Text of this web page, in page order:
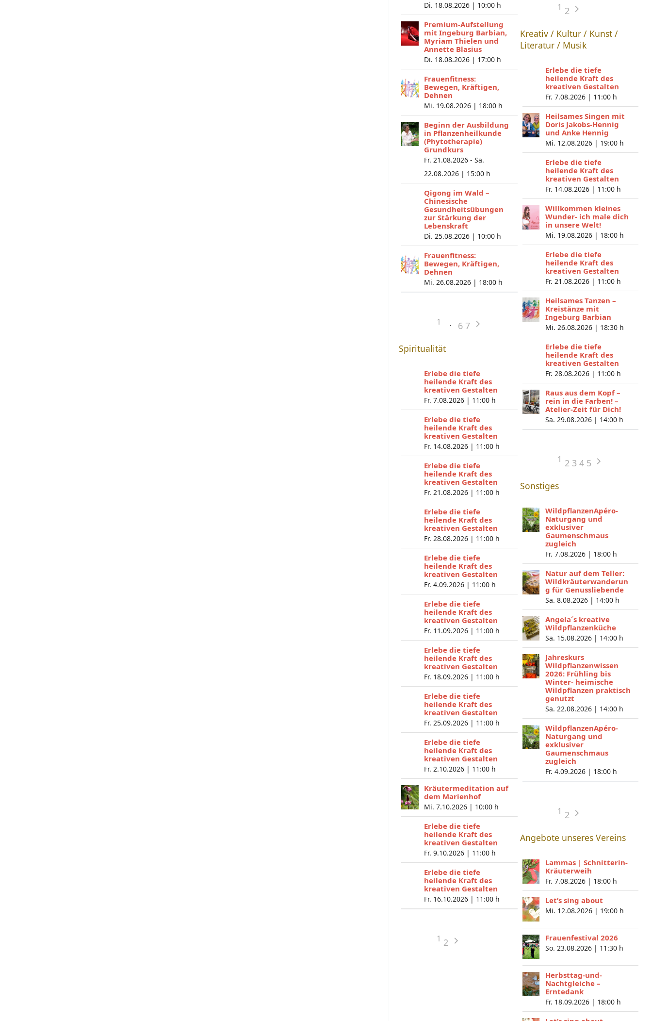
Di. 18.08.2026 | 10:00 h
Premium-Aufstellung
mit Ingeburg Barbian,
Myriam Thielen und
Annette Blasius
Di. 18.08.2026 | 17:00 h
Frauenfitness:
Bewegen, Kräftigen,
Dehnen
Mi. 19.08.2026 | 18:00 h
Beginn der Ausbildung
in Pflanzenheilkunde
(Phytotherapie)
Grundkurs
Fr. 21.08.2026 - Sa.
22.08.2026 | 15:00 h
Qigong im Wald –
Chinesische
Gesundheitsübungen
zur Stärkung der
Lebenskraft
Di. 25.08.2026 | 10:00 h
Frauenfitness:
Bewegen, Kräftigen,
Dehnen
Mi. 26.08.2026 | 18:00 h
1 6 7
Spiritualität
Erlebe die tiefe
heilende Kraft des
kreativen Gestalten
Fr. 7.08.2026 | 11:00 h
Erlebe die tiefe
heilende Kraft des
kreativen Gestalten
Fr. 14.08.2026 | 11:00 h
Erlebe die tiefe
heilende Kraft des
kreativen Gestalten
Fr. 21.08.2026 | 11:00 h
Erlebe die tiefe
heilende Kraft des
kreativen Gestalten
Fr. 28.08.2026 | 11:00 h
Erlebe die tiefe
heilende Kraft des
kreativen Gestalten
Fr. 4.09.2026 | 11:00 h
Erlebe die tiefe
heilende Kraft des
kreativen Gestalten
Fr. 11.09.2026 | 11:00 h
Erlebe die tiefe
heilende Kraft des
kreativen Gestalten
Fr. 18.09.2026 | 11:00 h
Erlebe die tiefe
heilende Kraft des
kreativen Gestalten
Fr. 25.09.2026 | 11:00 h
Erlebe die tiefe
heilende Kraft des
kreativen Gestalten
Fr. 2.10.2026 | 11:00 h
Kräutermeditation auf
dem Marienhof
Mi. 7.10.2026 | 10:00 h
Erlebe die tiefe
heilende Kraft des
kreativen Gestalten
Fr. 9.10.2026 | 11:00 h
Erlebe die tiefe
heilende Kraft des
kreativen Gestalten
Fr. 16.10.2026 | 11:00 h
1 2
1 2
Kreativ / Kultur / Kunst /
Literatur / Musik
Erlebe die tiefe
heilende Kraft des
kreativen Gestalten
Fr. 7.08.2026 | 11:00 h
Heilsames Singen mit
Doris Jakobs-Hennig
und Anke Hennig
Mi. 12.08.2026 | 19:00 h
Erlebe die tiefe
heilende Kraft des
kreativen Gestalten
Fr. 14.08.2026 | 11:00 h
Willkommen kleines
Wunder- ich male dich
in unsere Welt!
Mi. 19.08.2026 | 18:00 h
Erlebe die tiefe
heilende Kraft des
kreativen Gestalten
Fr. 21.08.2026 | 11:00 h
Heilsames Tanzen –
Kreistänze mit
Ingeburg Barbian
Mi. 26.08.2026 | 18:30 h
Erlebe die tiefe
heilende Kraft des
kreativen Gestalten
Fr. 28.08.2026 | 11:00 h
Raus aus dem Kopf –
rein in die Farben! –
Atelier-Zeit für Dich!
Sa. 29.08.2026 | 14:00 h
1 2 3 4 5
Sonstiges
WildpflanzenApéro-
Naturgang und
exklusiver
Gaumenschmaus
zugleich
Fr. 7.08.2026 | 18:00 h
Natur auf dem Teller:
Wildkräuterwanderun
g für Genussliebende
Sa. 8.08.2026 | 14:00 h
Angela´s kreative
Wildpflanzenküche
Sa. 15.08.2026 | 14:00 h
Jahreskurs
Wildpflanzenwissen
2026: Frühling bis
Winter- heimische
Wildpflanzen praktisch
genutzt
Sa. 22.08.2026 | 14:00 h
WildpflanzenApéro-
Naturgang und
exklusiver
Gaumenschmaus
zugleich
Fr. 4.09.2026 | 18:00 h
1 2
Angebote unseres Vereins
Lammas | Schnitterin-
Kräuterweih
Fr. 7.08.2026 | 18:00 h
Let’s sing about
Mi. 12.08.2026 | 19:00 h
Frauenfestival 2026
So. 23.08.2026 | 11:30 h
Herbsttag-und-
Nachtgleiche –
Erntedank
Fr. 18.09.2026 | 18:00 h